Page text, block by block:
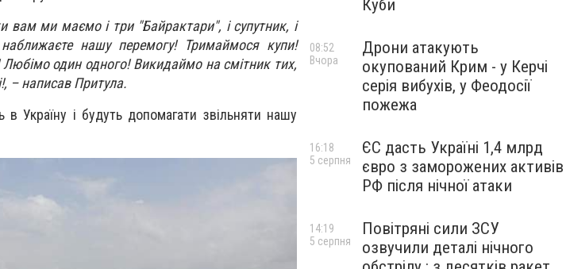
ми маємо і три "Байрактари", і супутник, і
нашу перемогу! Тримаймося купи!
один одного! Викидаймо на смітник тих,
– написав Притула.
Україну і будуть допомагати звільняти нашу
Куби
Дрони атакують
окупований Крим - у Керчі
серія вибухів, у Феодосії
пожежа
08:52
Вчора
ЄС дасть Україні 1,4 млрд
євро з заморожених активів
РФ після нічної атаки
16:18
5 серпня
Повітряні сили ЗСУ
озвучили деталі нічного
14:19
5 серпня